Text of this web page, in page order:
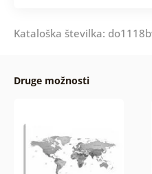
Kataloška številka:
Druge možnosti